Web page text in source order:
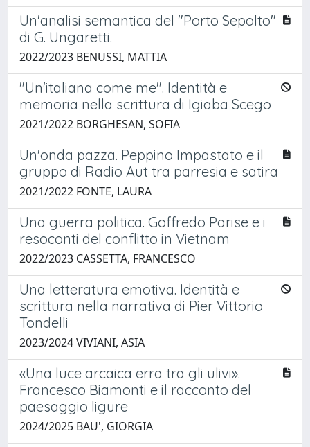
Un'analisi semantica del "Porto Sepolto"
di G. Ungaretti.
2022/2023 BENUSSI, MATTIA
"Un'italiana come me". Identità e
memoria nella scrittura di Igiaba Scego
2021/2022 BORGHESAN, SOFIA
Un'onda pazza. Peppino Impastato e il
gruppo di Radio Aut tra parresia e satira
2021/2022 FONTE, LAURA
Una guerra politica. Goffredo Parise e i
resoconti del conflitto in Vietnam
2022/2023 CASSETTA, FRANCESCO
Una letteratura emotiva. Identità e
scrittura nella narrativa di Pier Vittorio
Tondelli
2023/2024 VIVIANI, ASIA
«Una luce arcaica erra tra gli ulivi».
Francesco Biamonti e il racconto del
paesaggio ligure
2024/2025 BAU', GIORGIA